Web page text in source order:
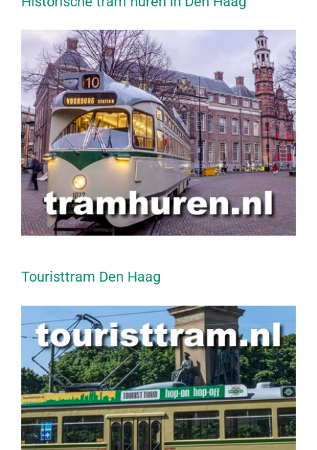
Touristtram Den Haag